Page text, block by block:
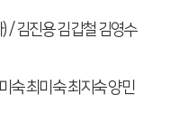
) /김진용 김갑철 김영수
숙 최미숙 최지숙 양민